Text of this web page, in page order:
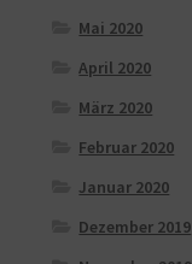
Mai 2020
April 2020
März 2020
Februar 2020
Januar 2020
Dezember 2019